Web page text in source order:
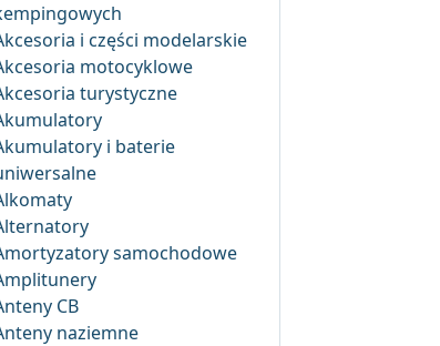
i części modelarskie
motocyklowe
turystyczne
i baterie
samochodowe
CB
naziemne